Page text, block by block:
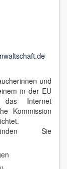
und
in der EU
das Internet
Kommission
finden Sie